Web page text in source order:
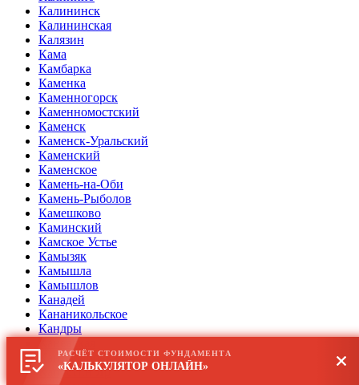
Калининск
Калининская
Калязин
Кама
Камбарка
Каменка
Каменногорск
Каменномостский
Каменск
Каменск-Уральский
Каменский
Каменское
Камень-на-Оби
Камень-Рыболов
Камешково
Каминский
Камское Устье
Камызяк
Камышла
Камышлов
Канадей
Кананикольское
Кандры
Каневская
Кантемировка
Капустин Яр
РАСЧЁТ СТОИМОСТИ ФУНДАМЕНТА
«КАЛЬКУЛЯТОР ОНЛАЙН»